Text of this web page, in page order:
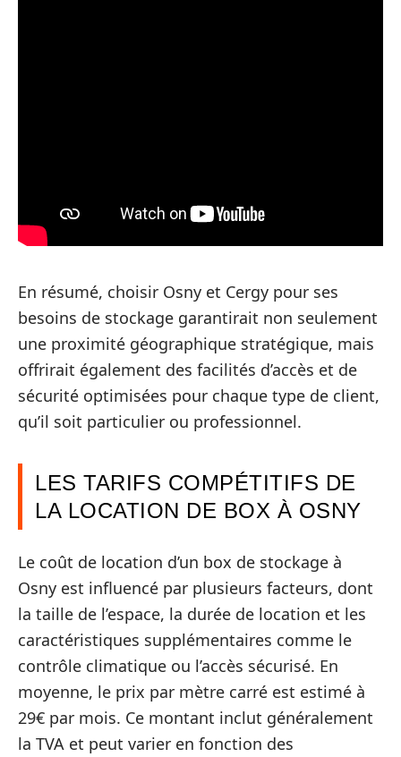
En résumé, choisir Osny et Cergy pour ses
besoins de stockage garantirait non seulement
une proximité géographique stratégique, mais
offrirait également des facilités d’accès et de
sécurité optimisées pour chaque type de client,
qu’il soit particulier ou professionnel.
LES TARIFS COMPÉTITIFS DE
LA LOCATION DE BOX À OSNY
Le coût de location d’un box de stockage à
Osny est influencé par plusieurs facteurs, dont
la taille de l’espace, la durée de location et les
caractéristiques supplémentaires comme le
contrôle climatique ou l’accès sécurisé. En
moyenne, le prix par mètre carré est estimé à
29€ par mois. Ce montant inclut généralement
la TVA et peut varier en fonction des